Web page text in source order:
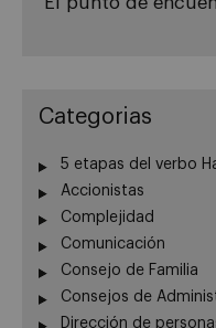
Categorias
5 etapas del verbo
Accionistas
Complejidad
Comunicación
Consejo de Familia
Consejos de
Dirección de